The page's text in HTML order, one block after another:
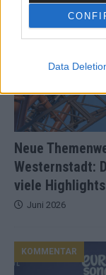
Data
Neue
Westernstadt:
viele Highlights
Juni 2026
KOMMENTAR